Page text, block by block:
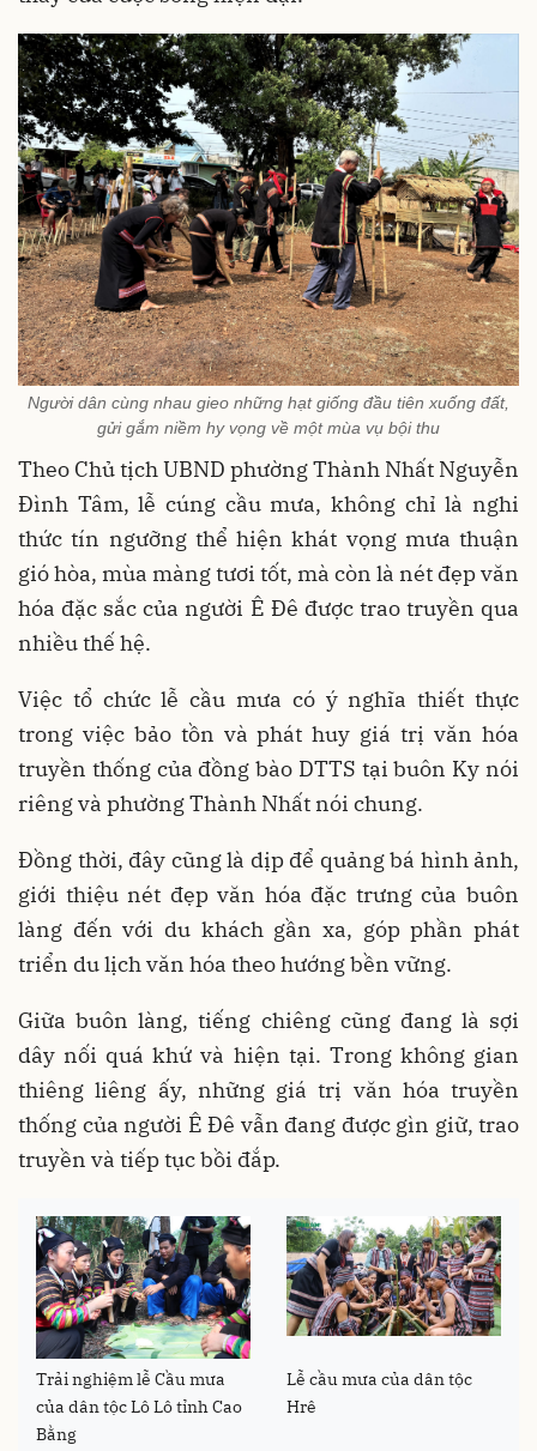
Người dân cùng nhau gieo những hạt giống đầu tiên xuống đất,
gửi gắm niềm hy vọng về một mùa vụ bội thu
Theo Chủ tịch UBND phường Thành Nhất Nguyễn
Đình Tâm, lễ cúng cầu mưa, không chỉ là nghi
thức tín ngưỡng thể hiện khát vọng mưa thuận
gió hòa, mùa màng tươi tốt, mà còn là nét đẹp văn
hóa đặc sắc của người Ê Đê được trao truyền qua
nhiều thế hệ.
Việc tổ chức lễ cầu mưa có ý nghĩa thiết thực
trong việc bảo tồn và phát huy giá trị văn hóa
truyền thống của đồng bào DTTS tại buôn Ky nói
riêng và phường Thành Nhất nói chung.
Đồng thời, đây cũng là dịp để quảng bá hình ảnh,
giới thiệu nét đẹp văn hóa đặc trưng của buôn
làng đến với du khách gần xa, góp phần phát
triển du lịch văn hóa theo hướng bền vững.
Giữa buôn làng, tiếng chiêng cũng đang là sợi
dây nối quá khứ và hiện tại. Trong không gian
thiêng liêng ấy, những giá trị văn hóa truyền
thống của người Ê Đê vẫn đang được gìn giữ, trao
truyền và tiếp tục bồi đắp.
Trải nghiệm lễ Cầu mưa
của dân tộc Lô Lô tỉnh Cao
Bằng
Lễ cầu mưa của dân tộc
Hrê